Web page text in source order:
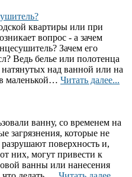
квартиры или при
вопрос - а зачем
Зачем его
Ведь белье или полотенца
над ванной или на
маленькой… Читать далее...
ванну, со временем на
загрязнения, которые не
поверхность и,
них, могут привести к
ванны или нанесения